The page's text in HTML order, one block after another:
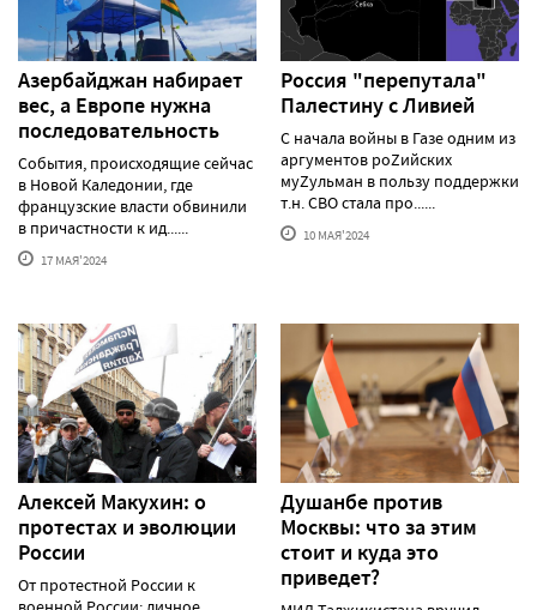
Азербайджан набирает
вес, а Европе нужна
последовательность
События, происходящие сейчас
в Новой Каледонии, где
французские власти обвинили
в причастности к ид......
17 МАЯ'2024
Россия "перепутала"
Палестину с Ливией
С начала войны в Газе одним из
аргументов роZийских
муZульман в пользу поддержки
т.н. СВО стала про......
10 МАЯ'2024
Алексей Макуxин: о
протестаx и эволюции
России
От протестной России к
Душанбе против
Москвы: что за этим
стоит и куда это
приведет?